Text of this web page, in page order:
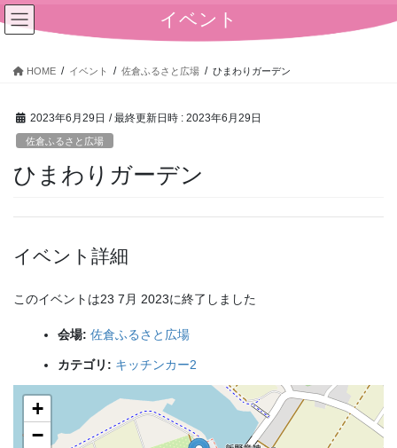
コ
ン
ナ
ビ
イベント
HOME イベント 佐倉ふるさと広場 ひまわりガーデン
2023年6月29日 / 最終更新日時 : 2023年6月29日
佐倉ふるさと広場
ひまわりガーデン
イベント詳細
このイベントは23 7月 2023に終了しました
会場: 佐倉ふるさと広場
カテゴリ: キッチンカー2
+
−